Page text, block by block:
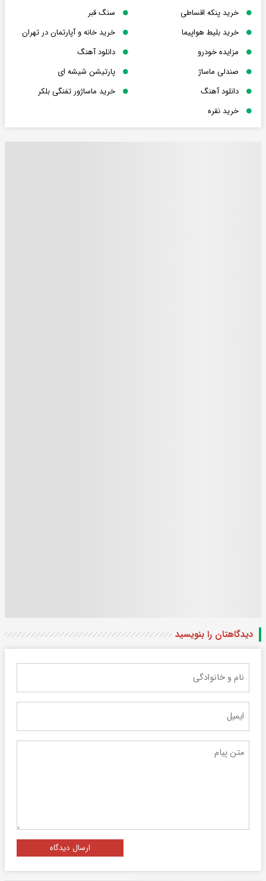
خرید پنکه اقساطی
سنگ قبر
خرید بلیط هواپیما
خرید خانه و آپارتمان در تهران
مزایده خودرو
دانلود آهنگ
صندلی ماساژ
پارتیشن شیشه ای
دانلود آهنگ
خرید ماساژور تفنگی بلکر
خرید نقره
دیدگاهتان را بنویسید
ارسال دیدگاه